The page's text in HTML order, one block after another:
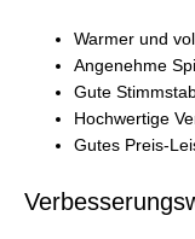
Warmer und
Angenehme
Gute
Hochwertige
Gutes Preis-